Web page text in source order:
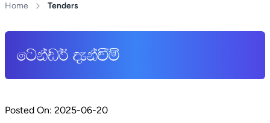
Home Tenders
fgkav¾ ±kaùï
Posted On: 2025-06-20